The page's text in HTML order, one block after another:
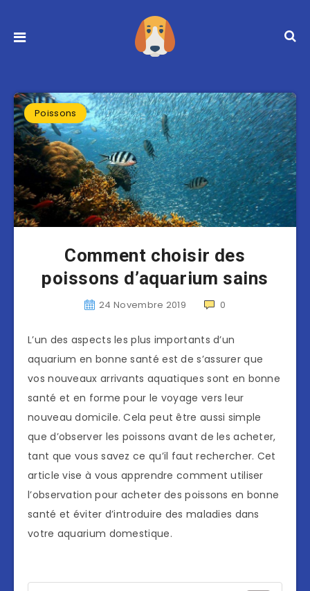
Poissons
Comment choisir des
poissons d’aquarium sains
24 Novembre 2019 0
L’un des aspects les plus importants d’un
aquarium en bonne santé est de s’assurer que
vos nouveaux arrivants aquatiques sont en bonne
santé et en forme pour le voyage vers leur
nouveau domicile. Cela peut être aussi simple
que d’observer les poissons avant de les acheter,
tant que vous savez ce qu’il faut rechercher. Cet
article vise à vous apprendre comment utiliser
l’observation pour acheter des poissons en bonne
santé et éviter d’introduire des maladies dans
votre aquarium domestique.